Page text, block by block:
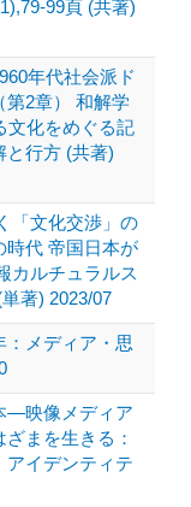
99頁 (共著)
年代社会派ド
第2章） 和解学
文化をめぐる記
と行方 (共著)
「文化交渉」の
時代 帝国日本が
カルチュラルス
著) 2023/07
：メディア・思
―映像メディア
まを生きる：
アイデンティテ